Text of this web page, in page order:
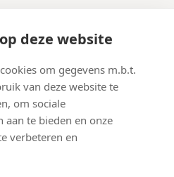
deze website
om gegevens m.b.t.
van deze website te
om sociale
te bieden en onze
verbeteren en